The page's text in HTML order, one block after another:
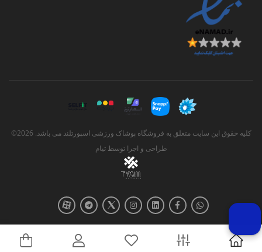
کلیه حقوق این سایت متعلق به فروشگاه پوشاک ورزشی اسپورتلند می باشد. 2026©
طراحی و اجرا توسطتیام